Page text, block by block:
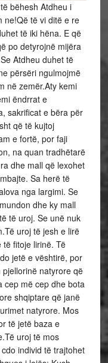
bëhesh Atdheu i
ne!Që të vi ditë e re
të iki hëna. E që
po detyrojnë mijëra
Atdheu duhet të
përsëri ngulmojmë
në zemër.Aty kemi
ëndrrat e
sakrificat e bëra për
që të kujtoj
e fortë, por faji
na quan tradhëtarë
dhe mall që lexohet
Sa herë të
nga largimi. Se
dhe ky mall
të uroj. Se unë nuk
uroj të jesh e lirë
fitoje lirinë. Të
jetë e vështirë, por
natyrore që
cep më cep dhe bota
shqiptare që janë
natyrore. Mos
të jetë baza e
uroj të mos
individ të trajtohet